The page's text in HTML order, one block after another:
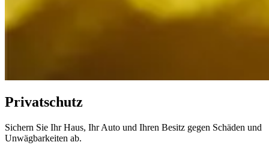
Privatschutz
Sichern Sie Ihr Haus, Ihr Auto und Ihren Besitz gegen Schäden und
Unwägbarkeiten ab.